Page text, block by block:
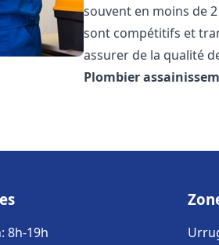
souvent en moins de
sont compétitifs et
assurer de la qualité
Plombier
8h-19h